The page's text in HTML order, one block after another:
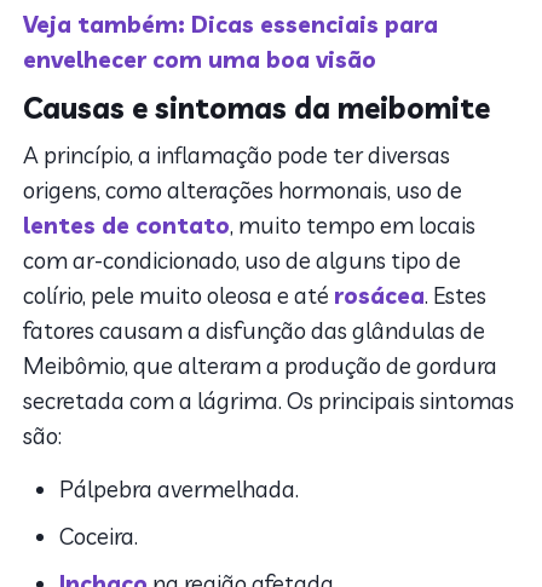
Veja também: Dicas essenciais para
envelhecer com uma boa visão
Causas e sintomas da meibomite
A princípio, a inflamação pode ter diversas
origens, como alterações hormonais, uso de
lentes de contato, muito tempo em locais
com ar-condicionado, uso de alguns tipo de
colírio, pele muito oleosa e até rosácea. Estes
fatores causam a disfunção das glândulas de
Meibômio, que alteram a produção de gordura
secretada com a lágrima. Os principais sintomas
são:
Pálpebra avermelhada.
Coceira.